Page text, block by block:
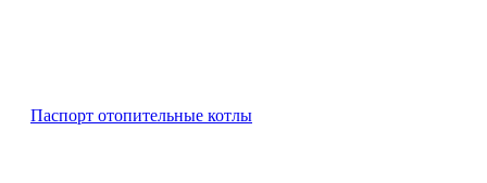
Паспорт отопительные котлы